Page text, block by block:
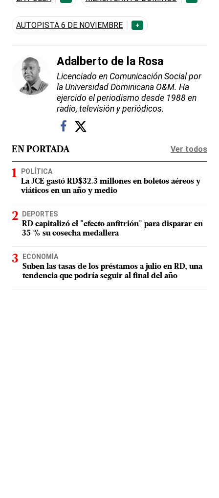
AUTOPISTA 6 DE NOVIEMBRE +
Adalberto de la Rosa
Licenciado en Comunicación Social por
la Universidad Dominicana O&M. Ha
ejercido el periodismo desde 1988 en
radio, televisión y periódicos.
EN PORTADA Ver todos
POLÍTICA
La JCE gastó RD$32.3 millones en boletos aéreos y
viáticos en un año y medio
DEPORTES
RD capitalizó el "efecto anfitrión" para disparar en
35 % su cosecha medallera
ECONOMÍA
Suben las tasas de los préstamos a julio en RD, una
tendencia que podría seguir al final del año